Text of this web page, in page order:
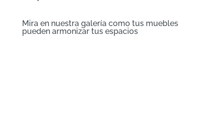
Mira en nuestra galería como tus muebles
pueden armonizar tus espacios